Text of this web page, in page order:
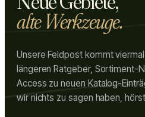
alte Werkzeuge.
Unsere Feldpost kommt
längeren Ratgeber, Sortiment-
Access zu neuen Katalog-
wir nichts zu sagen haben,